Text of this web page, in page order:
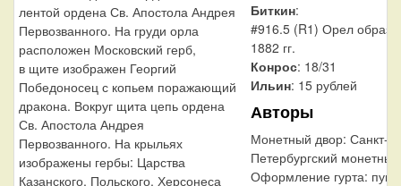
лентой ордена Св. Апостола Андрея
Первозванного. На груди орла
расположен Московский герб,
в щите изображен Георгий
Победоносец с копьем поражающий
дракона. Вокруг щита цепь ордена
Св. Апостола Андрея
Первозванного. На крыльях
изображены гербы: Царства
Казанского, Польского, Херсонеса
Биткин:
#916.5 (R1) Орел
1882 гг.
Конрос: 18/31
Ильин: 15 рублей
Авторы
Монетный двор: Санкт-
Петербургский
Оформление гурта: